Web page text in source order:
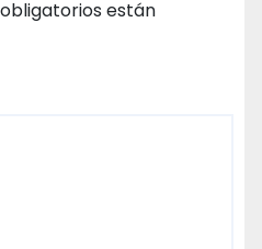
están